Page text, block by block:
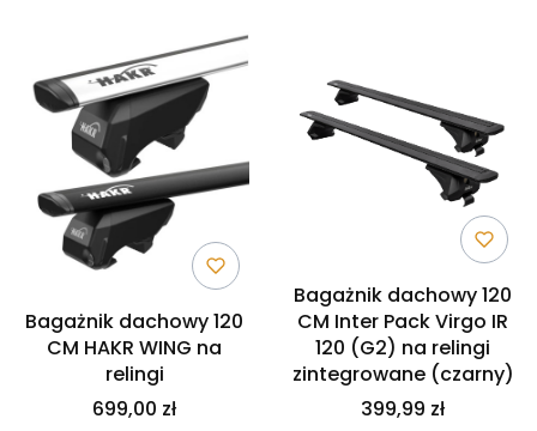
Bagażnik dachowy 120
CM HAKR WING na
relingi
699,00 zł
Bagażnik dachowy 120
CM Inter Pack Virgo IR
120 (G2) na relingi
zintegrowane (czarny)
399,99 zł